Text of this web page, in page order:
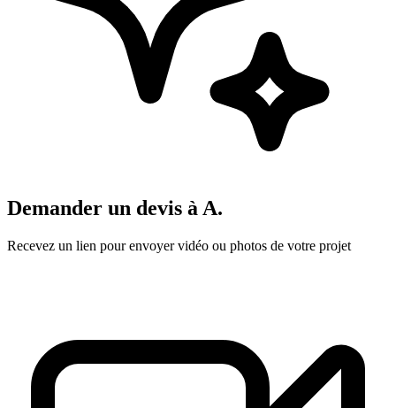
Demander un devis à A.
Recevez un lien pour envoyer vidéo ou photos de votre projet